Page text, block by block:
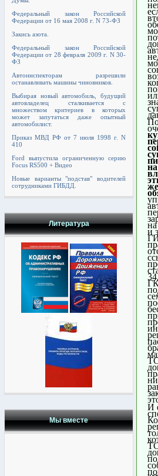
Федеральный закон Российской
Федерации от 16 мая 2008 г. N 73-ФЗ
Закись азота.
Федеральный закон Российской
Федерации от 28 февраля 2009 г. N 30-
ФЗ
Автоинспекторам разрешили
останавливать машины чиновников.
Выбирая новый автомобиль, будущий
автовладелец сталкивается с
множеством критериев в которых
может запутаться даже опытный
автомобилист.
Приказ МВД РФ от 7 июля 1998 г. N
410
Ford выпустила ограниченную серию
Focus RS500 + Видео
Новые варианты "подстав" водителей
сотрудниками ГИБДД.
Литература
Мы вместе
и
И